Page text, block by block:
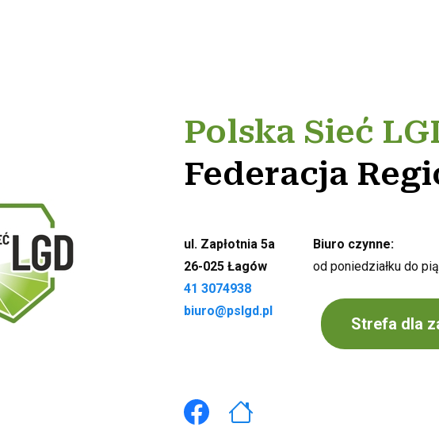
Polska Sieć
Federacja
ul. Zapłotnia 5a
26-025 Łagów
41 3074938
biuro@pslgd.pl
Biuro czynne:
od poniedziałku do
Strefa dla